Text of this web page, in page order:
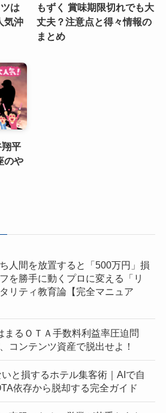
は
気沖
もずく 賞味期限切れでも大
丈夫？注意点と得々情報の
まとめ
平
のや
人間を放置すると「500万円」損
を勝手に動くプロに変える「リ
リティ教育論【完全マニュア
まるＯＴＡ手数料利益率圧迫問
コンテンツ資産で脱出せよ！
いと損するホテル集客術｜AIで自
依存から脱却する完全ガイド